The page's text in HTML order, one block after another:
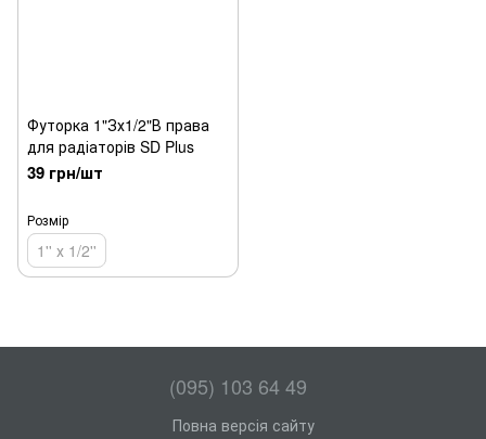
Футорка 1"Зх1/2"В права
для радіаторів SD Plus
39 грн/шт
Розмір
1'' х 1/2''
(095) 103 64 49
Повна версія сайту